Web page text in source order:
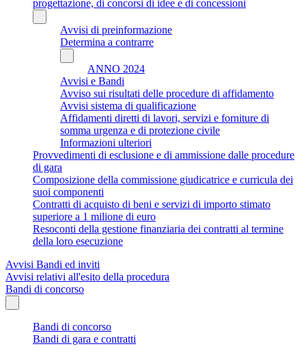
progettazione, di concorsi di idee e di concessioni
Avvisi di preinformazione
Determina a contrarre
ANNO 2024
Avvisi e Bandi
Avviso sui risultati delle procedure di affidamento
Avvisi sistema di qualificazione
Affidamenti diretti di lavori, servizi e forniture di
somma urgenza e di protezione civile
Informazioni ulteriori
Provvedimenti di esclusione e di ammissione dalle procedure
di gara
Composizione della commissione giudicatrice e curricula dei
suoi componenti
Contratti di acquisto di beni e servizi di importo stimato
superiore a 1 milione di euro
Resoconti della gestione finanziaria dei contratti al termine
della loro esecuzione
Avvisi Bandi ed inviti
Avvisi relativi all'esito della procedura
Bandi di concorso
Bandi di concorso
Bandi di gara e contratti